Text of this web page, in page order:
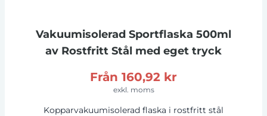
Vakuumisolerad Sportflaska 500ml
av Rostfritt Stål med eget tryck
Från 160,92 kr
exkl. moms
Kopparvakuumisolerad flaska i rostfritt stål